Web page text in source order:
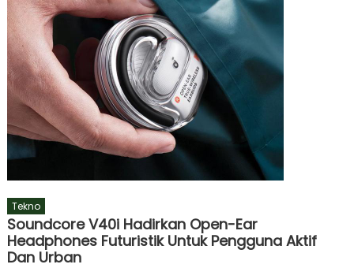
Tekno
Soundcore V40i Hadirkan Open-Ear
Headphones Futuristik Untuk Pengguna Aktif
Dan Urban